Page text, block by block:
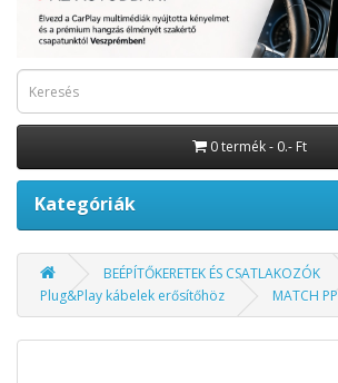
0 termék - 0.- Ft
Kategóriák
BEÉPÍTŐKERETEK ÉS CSATLAKOZÓK
Plug&Play kábelek erősítőhöz
MATCH